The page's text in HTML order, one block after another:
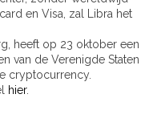
en Visa, zal Libra het
heeft op 23 oktober een
van de Verenigde Staten
cryptocurrency.
hier.